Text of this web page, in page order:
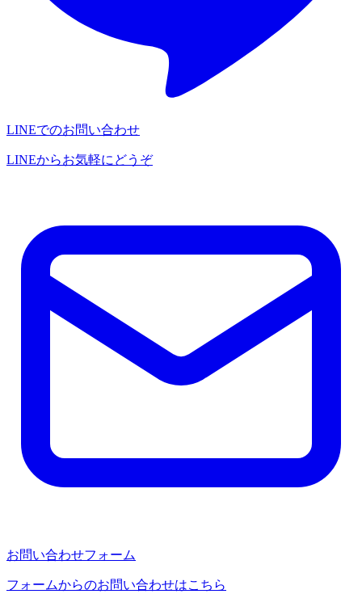
LINEでのお問い合わせ
LINEからお気軽にどうぞ
お問い合わせフォーム
フォームからのお問い合わせはこちら